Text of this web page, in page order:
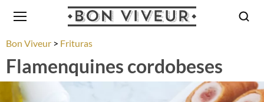
Bon Viveur Frituras
Flamenquines cordobeses